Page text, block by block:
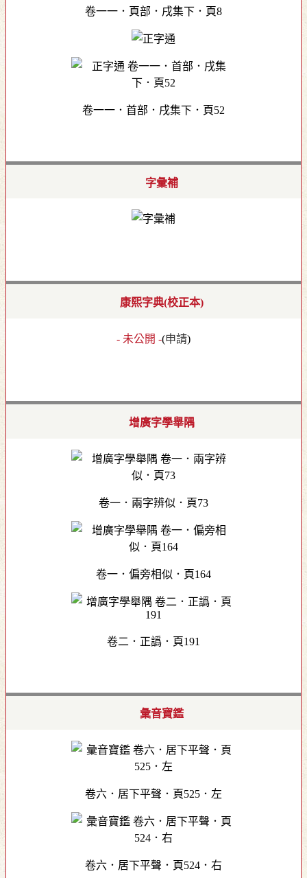
卷一一．頁部．戌集下．頁8
卷一一．首部．戌集下．頁52
字彙補
康熙字典(校正本)
- 未公開 -(申請)
增廣字學舉隅
卷一．兩字辨似．頁73
卷一．偏旁相似．頁164
卷二．正譌．頁191
彙音寶鑑
卷六．居下平聲．頁525．左
卷六．居下平聲．頁524．右